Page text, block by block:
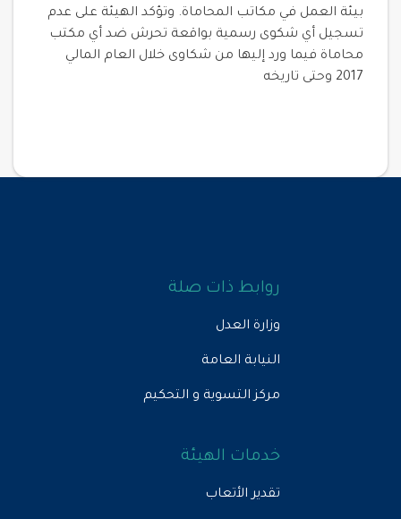
بيئة العمل في مكاتب المحاماة. وتؤكد الهيئة على عدم
تسجيل أي شكوى رسمية بواقعة تحرش ضد أي مكتب
محاماة فيما ورد إليها من شكاوى خلال العام المالي
2017 وحتى تاريخه
روابط ذات صلة
وزارة العدل
النيابة العامة
مركز التسوية و التحكيم
خدمات الهيئة
تقدير الأتعاب